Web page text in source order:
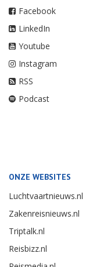
Facebook
LinkedIn
Youtube
Instagram
RSS
Podcast
ONZE WEBSITES
Luchtvaartnieuws.nl
Zakenreisnieuws.nl
Triptalk.nl
Reisbizz.nl